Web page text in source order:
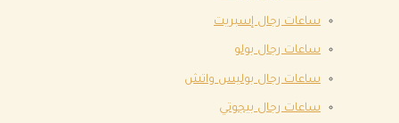
ساعات رجال إسبريت
ساعات رجال بولو
ساعات رجال بوليس واتش
ساعات رجال بيجوتي